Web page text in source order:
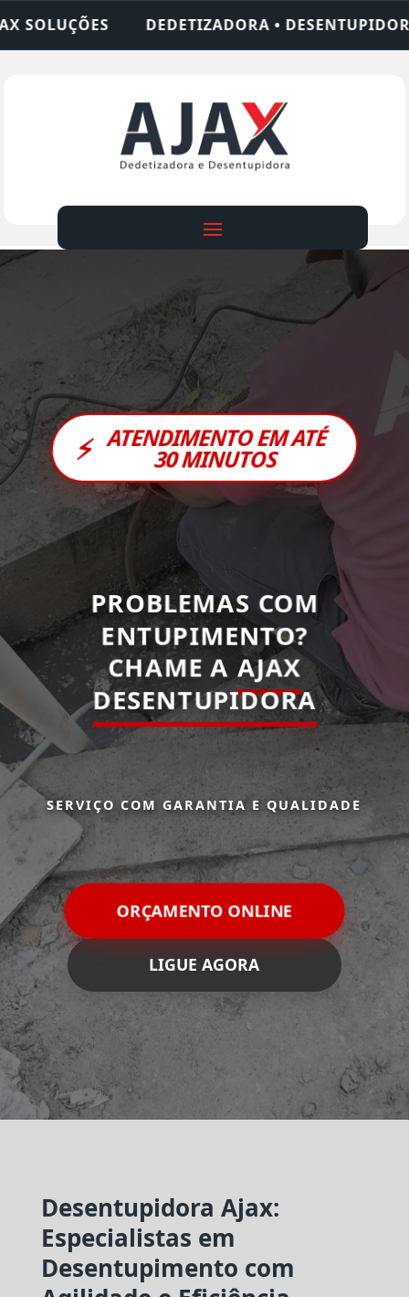
• DESENTUPIDORA • LIMPEZA DE FOSSA
⚡ ATENDIMENTO EM ATÉ
30 MINUTOS
PROBLEMAS COM
ENTUPIMENTO?
CHAME A AJAX
DESENTUPIDORA
SERVIÇO COM GARANTIA E QUALIDADE
ORÇAMENTO ONLINE
LIGUE AGORA
Desentupidora Ajax:
Especialistas em
Desentupimento com